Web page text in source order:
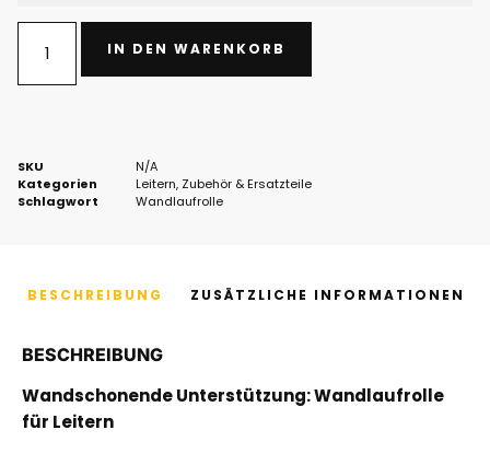
IN DEN WARENKORB
SKU
N/A
Kategorien
Leitern, Zubehör & Ersatzteile
Schlagwort
Wandlaufrolle
BESCHREIBUNG ZUSÄTZLICHE INFORMATIONEN
BESCHREIBUNG
Wandschonende Unterstützung: Wandlaufrolle
für Leitern